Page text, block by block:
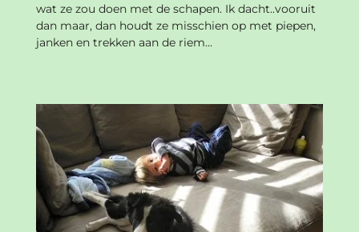
wat ze zou doen met de schapen. Ik dacht..vooruit
dan maar, dan houdt ze misschien op met piepen,
janken en trekken aan de riem...